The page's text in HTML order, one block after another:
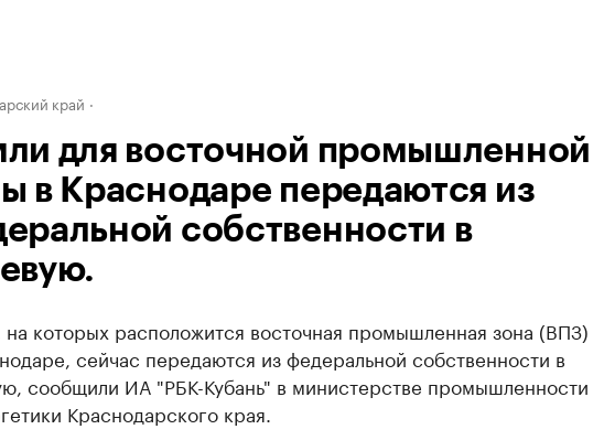
край
для восточной промышленной
в Краснодаре передаются из
собственности в
которых расположится восточная промышленная зона (ВПЗ)
сейчас передаются из федеральной собственности в
сообщили ИА "РБК-Кубань" в министерстве промышленности
Краснодарского края.